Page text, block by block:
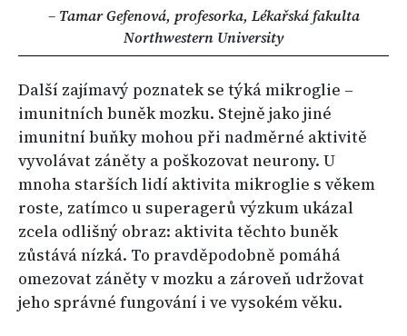
– Tamar Gefenová, profesorka, Lékařská fakulta
Northwestern University
Další zajímavý poznatek se týká mikroglie –
imunitních buněk mozku. Stejně jako jiné
imunitní buňky mohou při nadměrné aktivitě
vyvolávat záněty a poškozovat neurony. U
mnoha starších lidí aktivita mikroglie s věkem
roste, zatímco u superagerů výzkum ukázal
zcela odlišný obraz: aktivita těchto buněk
zůstává nízká. To pravděpodobně pomáhá
omezovat záněty v mozku a zároveň udržovat
jeho správné fungování i ve vysokém věku.